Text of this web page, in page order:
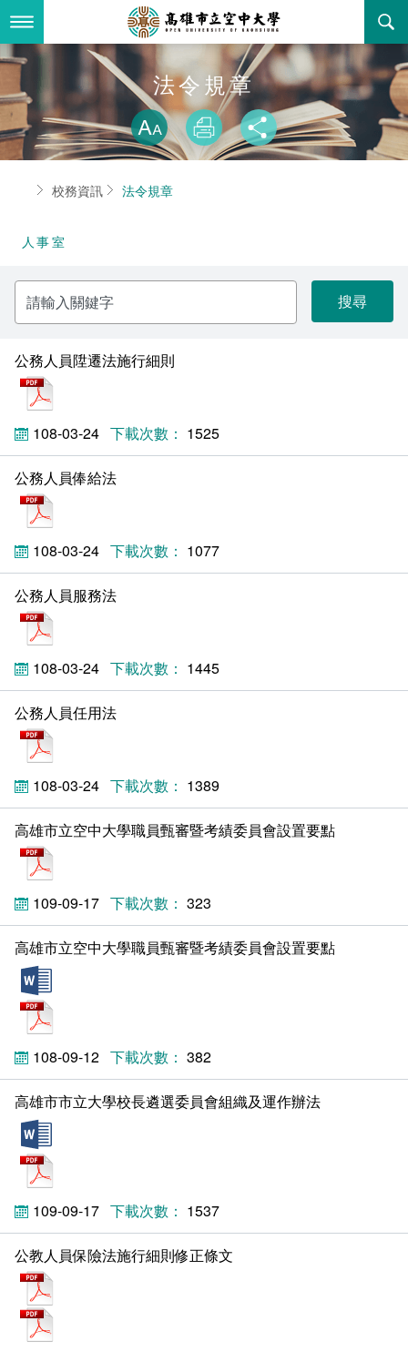
到
要
內最新消息
全部公告
教務公告
學系公告
行政公告
歷史訊息
新聞媒體專區
校園行事曆
報名系統
線上報名
線上報名查詢
關於本校
空大簡介
立案證明
空大校史
環境設備
本校位置
空大校刊
活動花絮
行政單位
行政單位簡介
我們的校長
教務處課務組
學習指導中心
輔導處
研發處
秘書處事務組
秘書處出納組
秘書處文書組
教學媒體處
電算中心
圖書館
會計室
人事室
學術單位
學術單位簡介
法律學系
大眾傳播學系
外國語文學系
文化藝術學系
科技管理學系
健康管理與促進學系
主題網站
資訊相關法規
校務資訊
新生報名
在學資訊
課程大綱
網路選課
網路教學 3.0 (111-2學期啟用)
校園行事曆
資訊服務線上報修系統
消耗品申請
會計預警及請購系統
教室‧會議室預約系統
線上報修最新消息
問卷調查
法令規章
書表下載
政府公開資訊
常見問答
意見信箱
各單位意見信箱
教師意見信箱
諮詢信箱
諮詢信箱進度查詢
影音資訊
法令規章
略過字型切
放大
列印 分享
首頁校務資訊 法令規章
人事室
請
輸
入
關
字
公務人員陞遷法施行細則
108-03-24 1525
公務人員俸給法
108-03-24 1077
公務人員服務法
108-03-24 1445
公務人員任用法
108-03-24 1389
高雄市立空中大學職員甄審暨考績委員會設置要點
109-09-17 323
高雄市立空中大學職員甄審暨考績委員會設置要點
108-09-12 382
高雄市市立大學校長遴選委員會組織及運作辦法
109-09-17 1537
公教人員保險法施行細則修正條文